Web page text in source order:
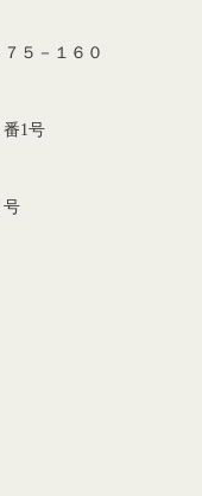
５－１６０
1号
号